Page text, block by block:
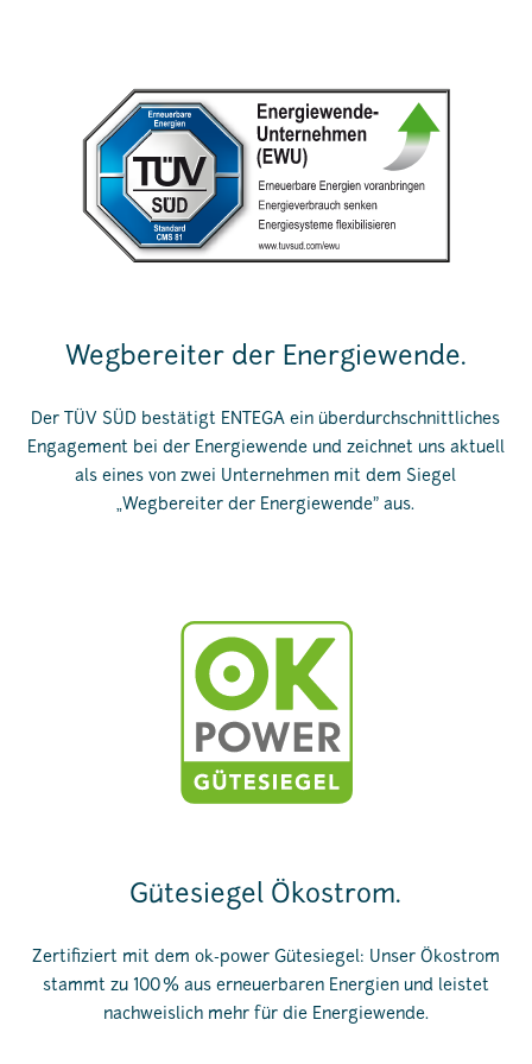
Wegbereiter der Energiewende.
Der TÜV SÜD bestätigt ENTEGA ein überdurchschnittliches
Engagement bei der Energiewende und zeichnet uns aktuell
als eines von zwei Unternehmen mit dem Siegel
„Wegbereiter der Energiewende" aus.
Gütesiegel Ökostrom.
Zertifiziert mit dem ok-power Gütesiegel: Unser Ökostrom
stammt zu 100 % aus erneuerbaren Energien und leistet
nachweislich mehr für die Energiewende.